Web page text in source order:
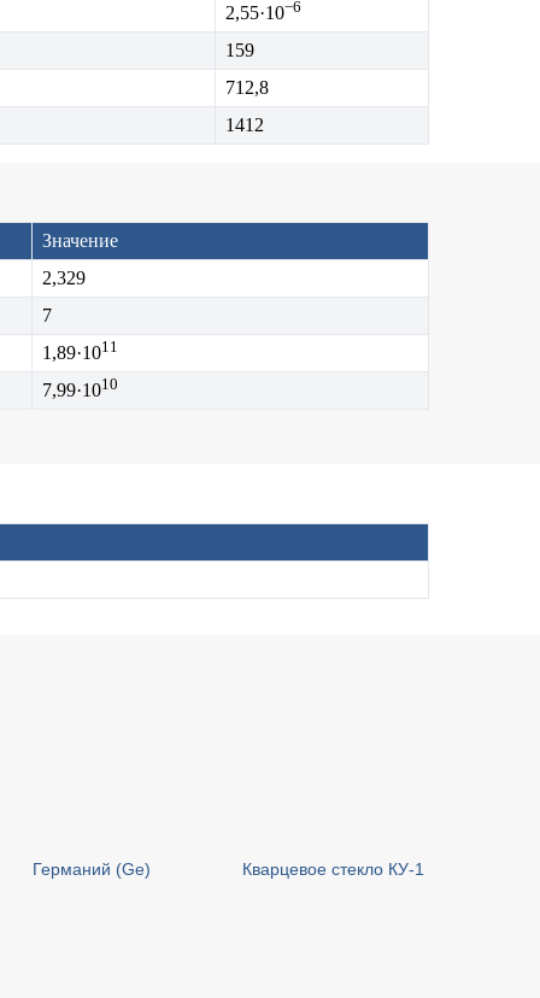
2,55·10−6
159
712,8
1412
Значение
2,329
7
1,89·1011
7,99·1010
Германий (Ge) Кварцевое стекло КУ-1